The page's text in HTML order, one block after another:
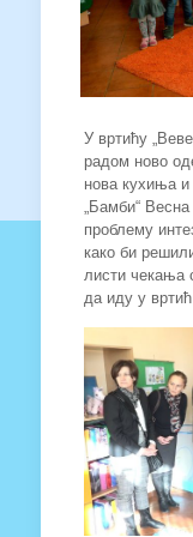
У вртићу
радом ново
нова кухиња и
„Бамби“
проблему
како би
листи чекања
да иду у